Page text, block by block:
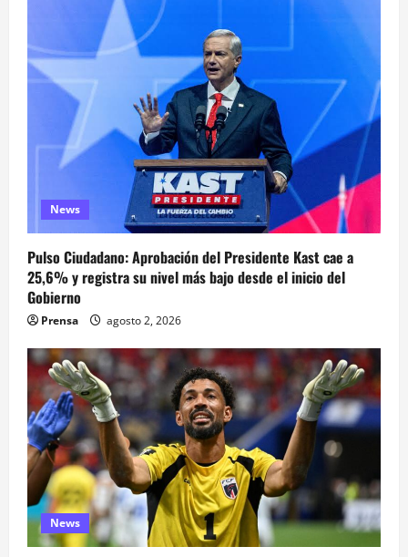
News
Pulso Ciudadano: Aprobación del Presidente Kast cae a
25,6% y registra su nivel más bajo desde el inicio del
Gobierno
Prensa agosto 2, 2026
News